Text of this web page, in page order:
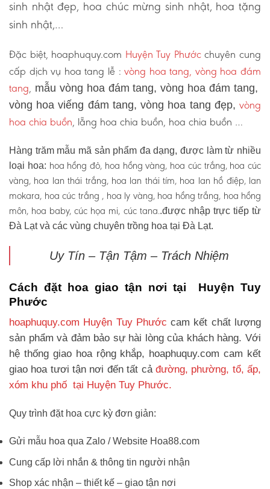
sinh nhật đẹp, hoa chúc mừng sinh nhật, hoa tặng
sinh nhật,…
Đặc biệt, hoaphuquy.com Huyện Tuy Phướcchuyên cung
cấp dịch vụ hoa tang lễ :vòng hoa tang, vòng hoa đám
tang, mẫu vòng hoa đám tang, vòng hoa đám tang,
vòng hoa viếng đám tang, vòng hoa tang đẹp, vòng
hoa chia buồn, lẵng hoa chia buồn, hoa chia buồn …
Hàng trăm mẫu mã sản phẩm đa dạng, được làm từ nhiều
loại hoa: hoa hồng đỏ, hoa hồng vàng, hoa cúc trắng, hoa cúc
vàng, hoa lan thái trắng, hoa lan thái tím, hoa lan hồ điệp, lan
mokara, hoa cúc trắng , hoa ly vàng, hoa hồng trắng, hoa hồng
môn, hoa baby, cúc họa mi, cúc tana..được nhập trực tiếp từ
Đà Lạt và các vùng chuyên trồng hoa tại Đà Lạt.
Uy Tín – Tận Tậm – Trách Nhiệm
Cách đặt hoa giao tận nơi tại Huyện Tuy
Phước
hoaphuquy.com Huyện Tuy Phước cam kết chất lượng
sản phẩm và đảm bảo sự hài lòng của khách hàng. Với
hệ thống giao hoa rộng khắp, hoaphuquy.com cam kết
giao hoa tươi tận nơi đến tất cả đường, phường, tổ, ấp,
xóm khu phố tại Huyện Tuy Phước.
Quy trình đặt hoa cực kỳ đơn giản:
Gửi mẫu hoa qua Zalo / Website Hoa88.com
Cung cấp lời nhắn & thông tin người nhận
Shop xác nhận – thiết kế – giao tận nơi